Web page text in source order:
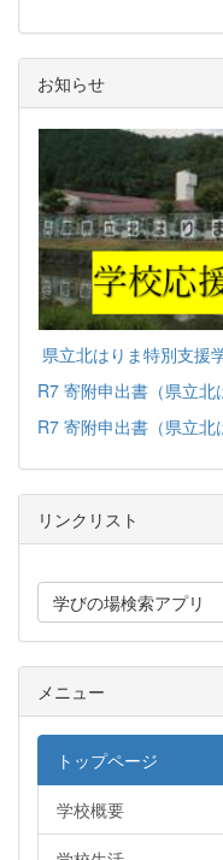
お知らせ
県立北はりま特別支援
R7 寄附申出書（県立
R7 寄附申出書（県立
リンクリスト
学びの場検索アプリ
メニュー
トップページ
学校概要